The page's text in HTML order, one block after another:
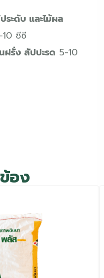
ะดับ และไม้ผล
10 ซีซี
รั่ง สัปปะรด 5-10
อง